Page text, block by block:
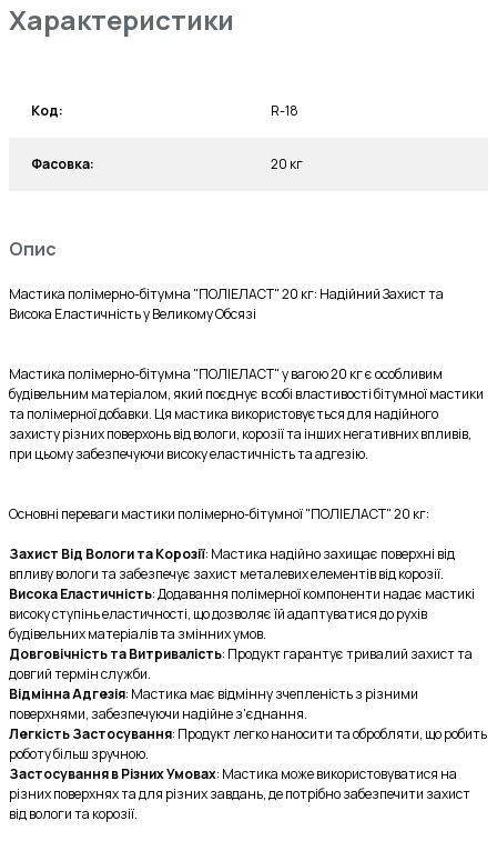
Характеристики
Код: R-18
Фасовка: 20 кг
Опис
Мастика полімерно-бітумна "ПОЛІЕЛАСТ" 20 кг: Надійний Захист та
Висока Еластичність у Великому Обсязі
Мастика полімерно-бітумна "ПОЛІЕЛАСТ" у вагою 20 кг є особливим
будівельним матеріалом, який поєднує в собі властивості бітумної мастики
та полімерної добавки. Ця мастика використовується для надійного
захисту різних поверхонь від вологи, корозії та інших негативних впливів,
при цьому забезпечуючи високу еластичність та адгезію.
Основні переваги мастики полімерно-бітумної "ПОЛІЕЛАСТ" 20 кг:
Захист Від Вологи та Корозії: Мастика надійно захищає поверхні від
впливу вологи та забезпечує захист металевих елементів від корозії.
Висока Еластичність: Додавання полімерної компоненти надає мастикі
високу ступінь еластичності, що дозволяє їй адаптуватися до рухів
будівельних матеріалів та змінних умов.
Довговічність та Витривалість: Продукт гарантує тривалий захист та
довгий термін служби.
Відмінна Адгезія: Мастика має відмінну зчепленість з різними
поверхнями, забезпечуючи надійне з'єднання.
Легкість Застосування: Продукт легко наносити та обробляти, що робить
роботу більш зручною.
Застосування в Різних Умовах: Мастика може використовуватися на
різних поверхнях та для різних завдань, де потрібно забезпечити захист
від вологи та корозії.